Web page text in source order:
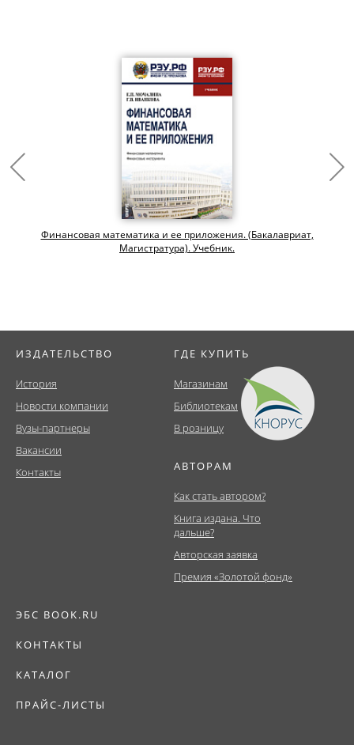
Финансовая математика и ее приложения. (Бакалавриат,
Магистратура). Учебник.
ИЗДАТЕЛЬСТВО
История
Новости компании
Вузы-партнеры
Вакансии
Контакты
ГДЕ КУПИТЬ
Магазинам
Библиотекам
В розницу
АВТОРАМ
Как стать автором?
Книга издана. Что
дальше?
Авторская заявка
Премия «Золотой фонд»
ЭБС BOOK.RU
КОНТАКТЫ
КАТАЛОГ
ПРАЙС-ЛИСТЫ